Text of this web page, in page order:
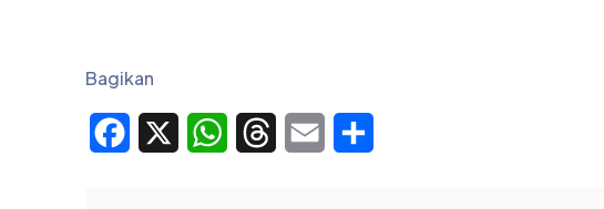
Bagikan
Facebook WhatsAppThreadsEmail